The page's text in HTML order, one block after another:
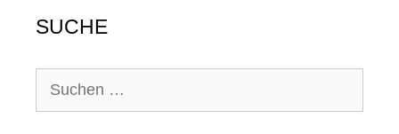
SUCHE
Suchen